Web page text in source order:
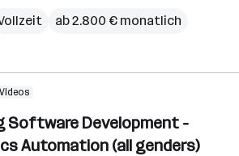
ab 2.800 € monatlich
Videos
Software Development -
Automation (all genders)